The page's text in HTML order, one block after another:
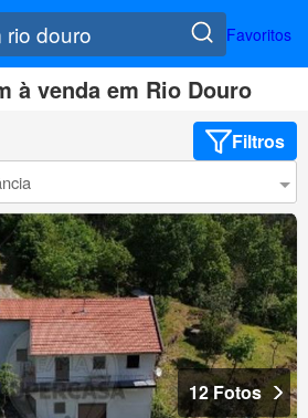
Favoritos
à venda em Rio Douro
Filtros
12 Fotos